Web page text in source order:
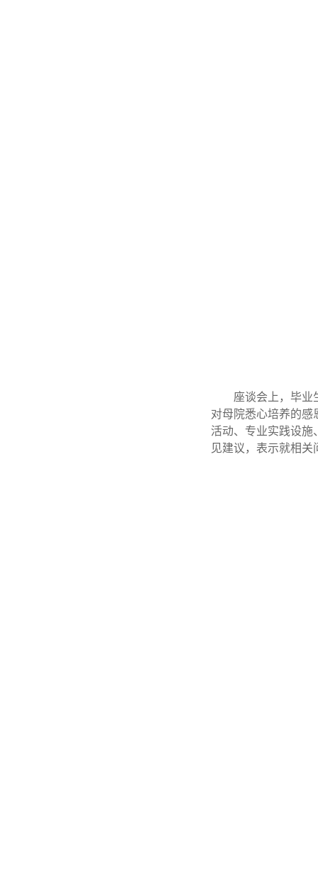
座谈会上，毕业
对母院悉心培养的感
活动、专业实践设施
见建议，表示就相